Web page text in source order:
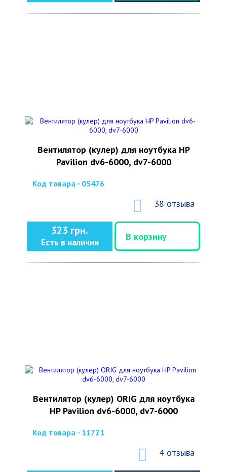
Вентилятор (кулер) для ноутбука HP
Pavilion dv6-6000, dv7-6000
Код товара - 05476
38 отзыва
323 грн.
Есть в наличии
В корзину
Вентилятор (кулер) ORIG для ноутбука
HP Pavilion dv6-6000, dv7-6000
Код товара - 11721
4 отзыва